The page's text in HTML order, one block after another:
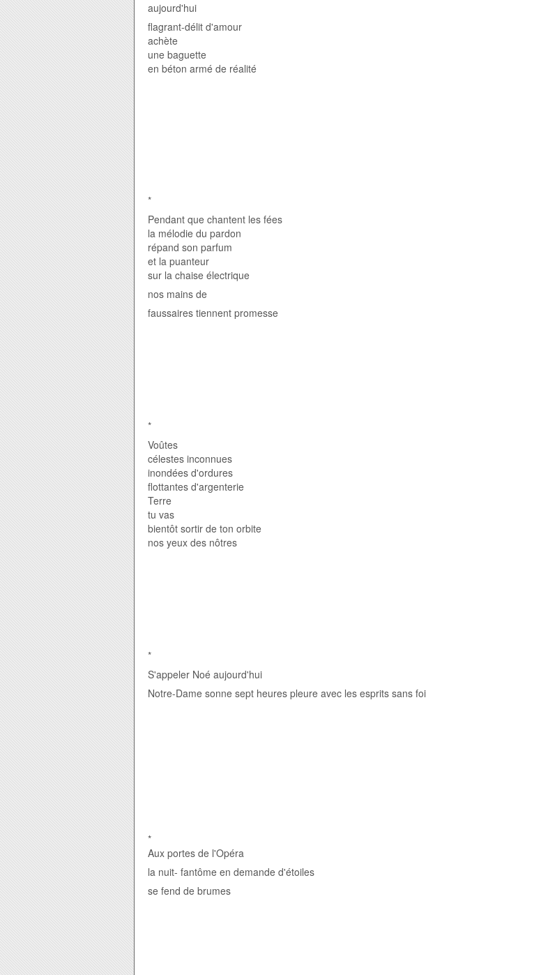
aujourd'hui
flagrant-délit d'amour
achète
une baguette
en béton armé de réalité
*
Pendant que chantent les fées
la mélodie du pardon
répand son parfum
et la puanteur
sur la chaise électrique
nos mains de
faussaires tiennent promesse
*
Voûtes
célestes inconnues
inondées d'ordures
flottantes d'argenterie
Terre
tu vas
bientôt sortir de ton orbite
nos yeux des nôtres
*
S'appeler Noé aujourd'hui
Notre-Dame sonne sept heures pleure avec les esprits sans foi
*
Aux portes de l'Opéra
la nuit- fantôme en demande d'étoiles
se fend de brumes